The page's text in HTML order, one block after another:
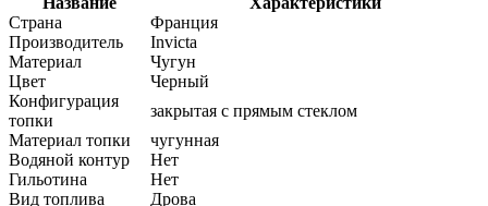
Страна
Франция
Производитель
Invicta
Материал
Чугун
Цвет
Черный
Конфигурация
топки
закрытая с прямым стеклом
Материал топки
чугунная
Водяной контур
Нет
Гильотина
Нет
Вид топлива
Дрова